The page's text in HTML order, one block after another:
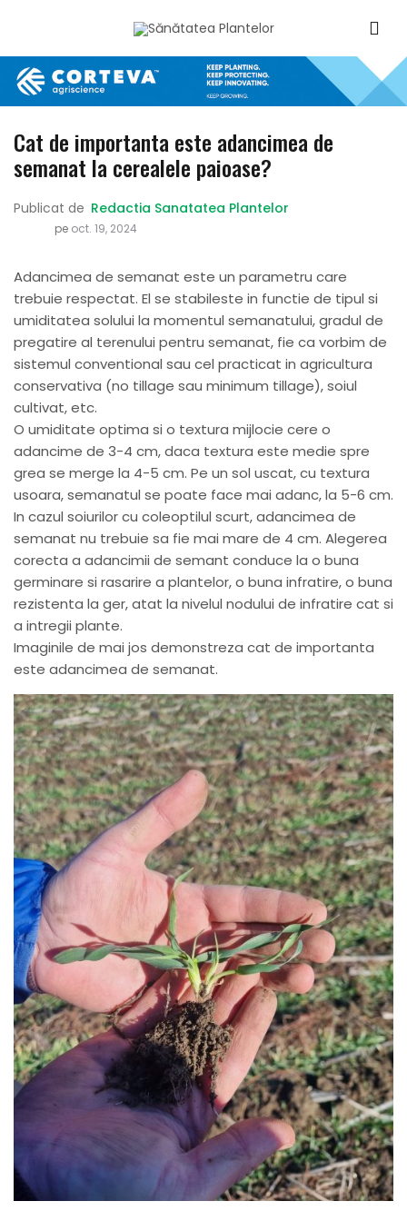
Cat de importanta este adancimea de
semanat la cerealele paioase?
Publicat de Redactia Sanatatea Plantelor
pe oct. 19, 2024
Adancimea de semanat este un parametru care
trebuie respectat. El se stabileste in functie de tipul si
umiditatea solului la momentul semanatului, gradul de
pregatire al terenului pentru semanat, fie ca vorbim de
sistemul conventional sau cel practicat in agricultura
conservativa (no tillage sau minimum tillage), soiul
cultivat, etc.
O umiditate optima si o textura mijlocie cere o
adancime de 3-4 cm, daca textura este medie spre
grea se merge la 4-5 cm. Pe un sol uscat, cu textura
usoara, semanatul se poate face mai adanc, la 5-6 cm.
In cazul soiurilor cu coleoptilul scurt, adancimea de
semanat nu trebuie sa fie mai mare de 4 cm. Alegerea
corecta a adancimii de semant conduce la o buna
germinare si rasarire a plantelor, o buna infratire, o buna
rezistenta la ger, atat la nivelul nodului de infratire cat si
a intregii plante.
Imaginile de mai jos demonstreza cat de importanta
este adancimea de semanat.